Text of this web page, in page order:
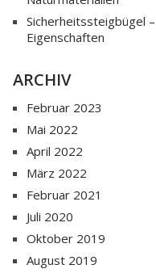
Sicherheitssteigbügel
Eigenschaften
ARCHIV
Februar 2023
Mai 2022
April 2022
März 2022
Februar 2021
Juli 2020
Oktober 2019
August 2019